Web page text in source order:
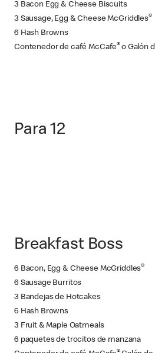
3 Bacon Egg & Cheese Biscuits
3 Sausage, Egg & Cheese McGriddles®
6 Hash Browns
Contenedor de café McCafe® o Galón
Para 12
Breakfast Boss
6 Bacon, Egg & Cheese McGriddles®
6 Sausage Burritos
3 Bandejas de Hotcakes
6 Hash Browns
3 Fruit & Maple Oatmeals
6 paquetes de trocitos de manzana
®